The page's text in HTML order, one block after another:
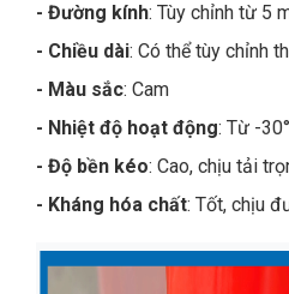
- Đường kính: Tùy chỉnh từ 5
- Chiều dài: Có thể tùy chỉnh
- Màu sắc: Cam
- Nhiệt độ hoạt động: Từ -
- Độ bền kéo: Cao, chịu tải
- Kháng hóa chất: Tốt, chịu